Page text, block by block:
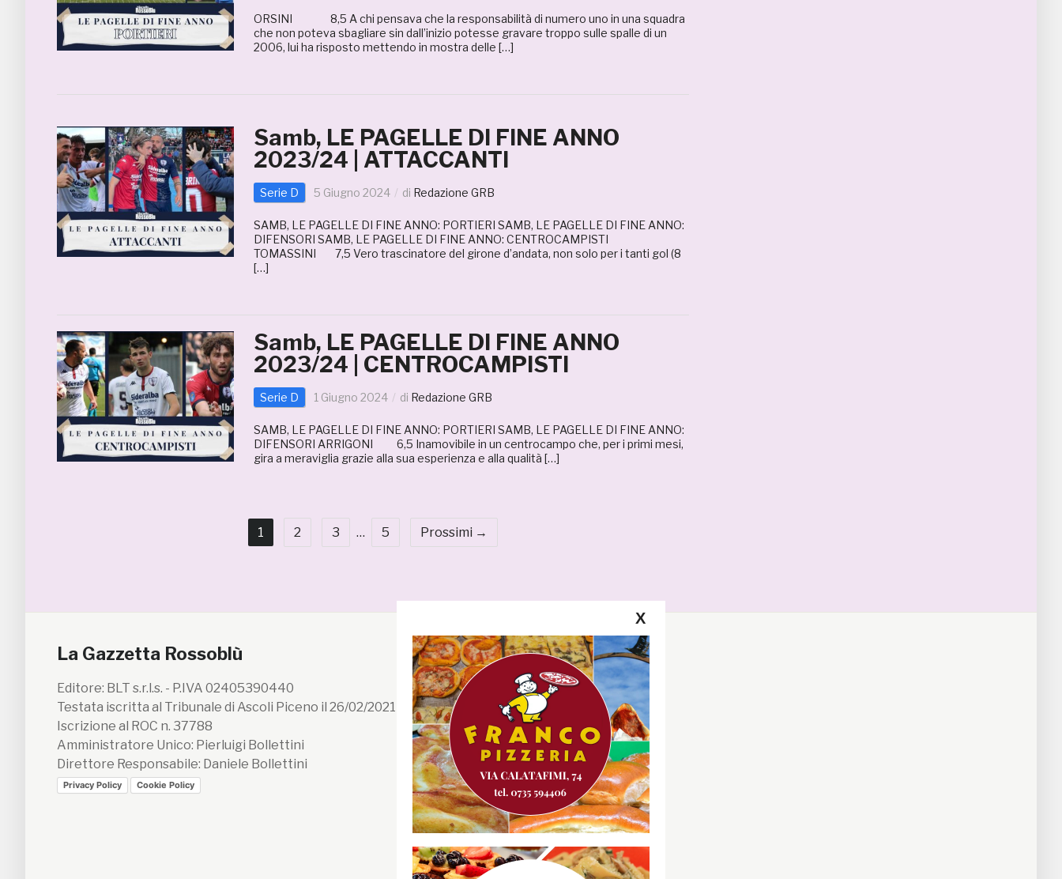
ORSINI 8,5 A chi pensava che la responsabilità di numero uno in una squadra
che non poteva sbagliare sin dall’inizio potesse gravare troppo sulle spalle di un
2006, lui ha risposto mettendo in mostra delle […]
Samb, LE PAGELLE DI FINE ANNO
2023/24 | ATTACCANTI
Serie D 5 Giugno 2024 di Redazione GRB
SAMB, LE PAGELLE DI FINE ANNO: PORTIERI SAMB, LE PAGELLE DI FINE ANNO:
DIFENSORI SAMB, LE PAGELLE DI FINE ANNO: CENTROCAMPISTI
TOMASSINI 7,5 Vero trascinatore del girone d’andata, non solo per i tanti gol (8
[…]
Samb, LE PAGELLE DI FINE ANNO
2023/24 | CENTROCAMPISTI
Serie D 1 Giugno 2024 di Redazione GRB
SAMB, LE PAGELLE DI FINE ANNO: PORTIERI SAMB, LE PAGELLE DI FINE ANNO:
DIFENSORI ARRIGONI 6,5 Inamovibile in un centrocampo che, per i primi mesi,
gira a meraviglia grazie alla sua esperienza e alla qualità […]
1 2 3 … 5 Prossimi →
La Gazzetta Rossoblù
Editore: BLT s.r.l.s. - P.IVA 02405390440
Testata iscritta al Tribunale di Ascoli Piceno il 26/02/2021 n. 199/2021
Iscrizione al ROC n. 37788
Amministratore Unico: Pierluigi Bollettini
Direttore Responsabile: Daniele Bollettini
Privacy Policy Cookie Policy
Segui la GRB
Facebook
Instagram
Twitter
Youtube
X